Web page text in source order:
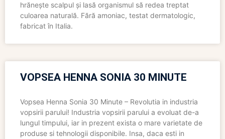
hrănește scalpul și lasă organismul să redea treptat
culoarea naturală. Fără amoniac, testat dermatologic,
fabricat în Italia.
VOPSEA HENNA SONIA 30 MINUTE
Vopsea Henna Sonia 30 Minute – Revolutia in industria
vopsirii parului! Industria vopsirii parului a evoluat de-a
lungul timpului, iar in prezent exista o mare varietate de
produse si tehnologii disponibile. Insa, daca esti in